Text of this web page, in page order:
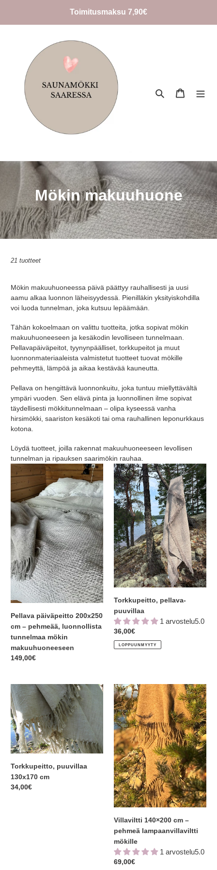
siirry
Toimitusmaksu 7,90€
Hae Ostoskori
K
o
k
e
l
m
a
:
Mökin makuuhuone
21 tuotteet
Mökin makuuhuoneessa päivä päättyy rauhallisesti ja uusi
aamu alkaa luonnon läheisyydessä. Pienilläkin yksityiskohdilla
voi luoda tunnelman, joka kutsuu lepäämään.
Tähän kokoelmaan on valittu tuotteita, jotka sopivat mökin
makuuhuoneeseen ja kesäkodin levolliseen tunnelmaan.
Pellavapäiväpeitot, tyynynpäälliset, torkkupeitot ja muut
luonnonmateriaaleista valmistetut tuotteet tuovat mökille
pehmeyttä, lämpöä ja aikaa kestävää kauneutta.
Pellava on hengittävä luonnonkuitu, joka tuntuu miellyttävältä
ympäri vuoden. Sen elävä pinta ja luonnollinen ilme sopivat
täydellisesti mökkitunnelmaan – olipa kyseessä vanha
hirsimökki, saariston kesäkoti tai oma rauhallinen leponurkkaus
kotona.
Löydä tuotteet, joilla rakennat makuuhuoneeseen levollisen
tunnelman ja ripauksen saarimökin rauhaa.
Pellava
päiväpeitto
200x250
cm
–
pehmeää,
luonnollista
tunnelmaa
mökin
makuuhuoneeseen
Pellava päiväpeitto 200x250
cm – pehmeää, luonnollista
tunnelmaa mökin
makuuhuoneeseen
Normaalihinta
149,00€
Torkkupeitto,
pellava-
puuvillaa
Torkkupeitto, pellava-
puuvillaa
1 arvostelu5.0
Normaalihinta
36,00€
LOPPUUNMYYTY
Torkkupeitto,
puuvillaa
130x170
cm
Torkkupeitto, puuvillaa
130x170 cm
Normaalihinta
34,00€
Villaviltti
140×200
cm
–
pehmeä
lampaanvillaviltti
mökille
Villaviltti 140×200 cm –
pehmeä lampaanvillaviltti
mökille
1 arvostelu5.0
Normaalihinta
69,00€